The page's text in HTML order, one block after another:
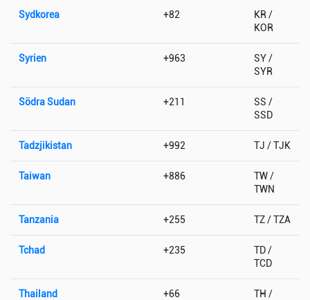
Sydkorea +82
KR /
KOR
Syrien +963
SY /
SYR
Södra Sudan +211
SS /
SSD
Tadzjikistan +992 TJ / TJK
Taiwan +886
TW /
TWN
Tanzania +255 TZ / TZA
Tchad +235
TD /
TCD
Thailand +66
TH /